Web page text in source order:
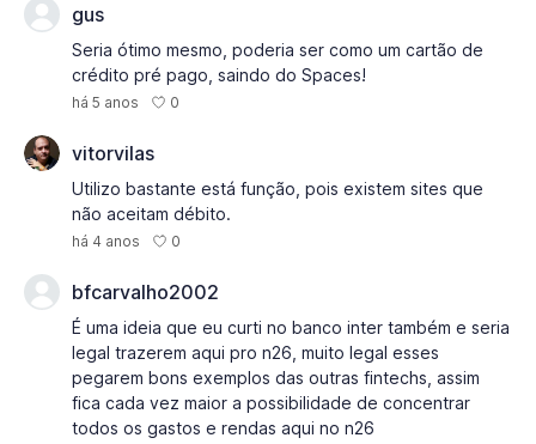
gus
Seria ótimo mesmo, poderia ser como um cartão de
crédito pré pago, saindo do Spaces!
há 5 anos 0
vitorvilas
Utilizo bastante está função, pois existem sites que
não aceitam débito.
há 4 anos 0
bfcarvalho2002
É uma ideia que eu curti no banco inter também e seria
legal trazerem aqui pro n26, muito legal esses
pegarem bons exemplos das outras fintechs, assim
fica cada vez maior a possibilidade de concentrar
todos os gastos e rendas aqui no n26